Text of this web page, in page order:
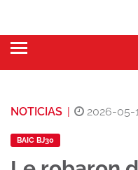
NOTICIAS | 2026-05-
BAIC BJ30